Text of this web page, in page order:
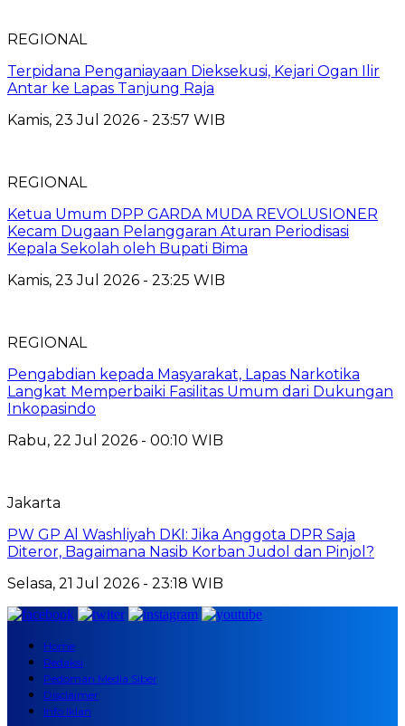
REGIONAL
Terpidana Penganiayaan Dieksekusi, Kejari Ogan Ilir
Antar ke Lapas Tanjung Raja
Kamis, 23 Jul 2026 - 23:57 WIB
REGIONAL
Ketua Umum DPP GARDA MUDA REVOLUSIONER
Kecam Dugaan Pelanggaran Aturan Periodisasi
Kepala Sekolah oleh Bupati Bima
Kamis, 23 Jul 2026 - 23:25 WIB
REGIONAL
Pengabdian kepada Masyarakat, Lapas Narkotika
Langkat Memperbaiki Fasilitas Umum dari Dukungan
Inkopasindo
Rabu, 22 Jul 2026 - 00:10 WIB
Jakarta
PW GP Al Washliyah DKI: Jika Anggota DPR Saja
Diteror, Bagaimana Nasib Korban Judol dan Pinjol?
Selasa, 21 Jul 2026 - 23:18 WIB
Home
Redaksi
Pedoman Media Siber
Disclaimer
Info Iklan